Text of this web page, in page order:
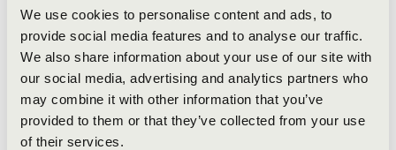
We use cookies to personalise content and ads, to
provide social media features and to analyse our traffic.
We also share information about your use of our site with
our social media, advertising and analytics partners who
may combine it with other information that you’ve
provided to them or that they’ve collected from your use
of their services.
illetve klasszikus zenészek, akik aktív zenei életük
mellett régóta zenetanárok is. A koncerten magával
ragadó stílussal mesélik el ajazztörténetét, az afrikai
és amerikai zenei műfajok összeolvadását, miközben a
történet során felbukkanó hangszereket is bemutatják a
közönségnek. Az izgalmak itt még nem érnek véget,
hiszen a koncert során a gyerekek is szerepet kapnak,